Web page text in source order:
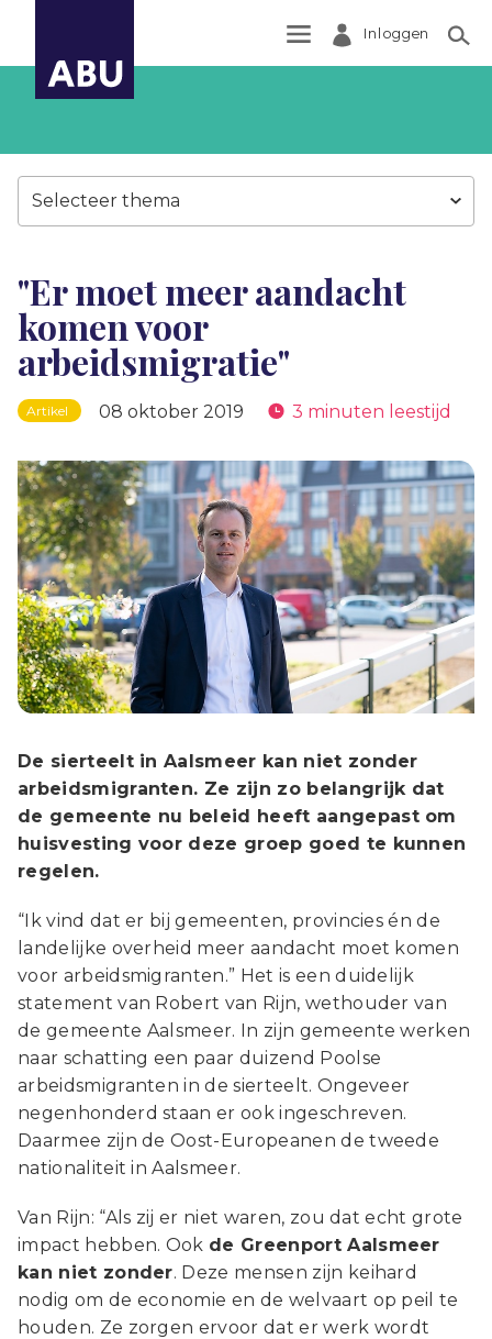
Inloggen
Selecteer thema
"Er moet meer aandacht
komen voor
arbeidsmigratie"
Artikel 08 oktober 2019 3 minuten leestijd
De sierteelt in Aalsmeer kan niet zonder
arbeidsmigranten. Ze zijn zo belangrijk dat
de gemeente nu beleid heeft aangepast om
huisvesting voor deze groep goed te kunnen
regelen.
“Ik vind dat er bij gemeenten, provincies én de
landelijke overheid meer aandacht moet komen
voor arbeidsmigranten.” Het is een duidelijk
statement van Robert van Rijn, wethouder van
de gemeente Aalsmeer. In zijn gemeente werken
naar schatting een paar duizend Poolse
arbeidsmigranten in de sierteelt. Ongeveer
negenhonderd staan er ook ingeschreven.
Daarmee zijn de Oost-Europeanen de tweede
nationaliteit in Aalsmeer.
Van Rijn: “Als zij er niet waren, zou dat echt grote
impact hebben. Ook de Greenport Aalsmeer
kan niet zonder. Deze mensen zijn keihard
nodig om de economie en de welvaart op peil te
houden. Ze zorgen ervoor dat er werk wordt